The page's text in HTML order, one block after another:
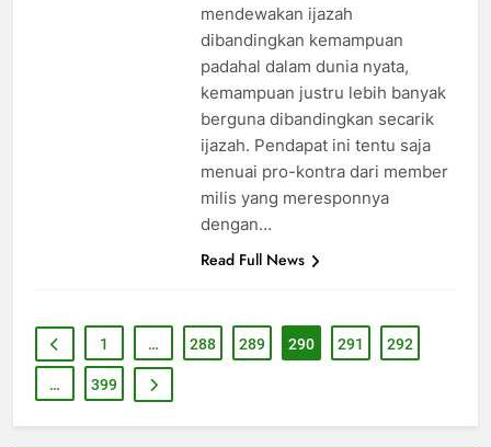
mendewakan ijazah
dibandingkan kemampuan
padahal dalam dunia nyata,
kemampuan justru lebih banyak
berguna dibandingkan secarik
ijazah. Pendapat ini tentu saja
menuai pro-kontra dari member
milis yang meresponnya
dengan…
Read Full News
1 … 288 289 290 291 292
… 399